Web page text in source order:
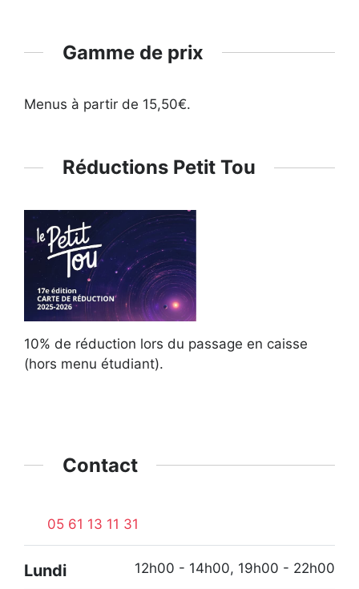
Gamme de prix
Menus à partir de 15,50€.
Réductions Petit Tou
10% de réduction lors du passage en caisse
(hors menu étudiant).
Contact
05 61 13 11 31
Lundi 12h00 - 14h00, 19h00 - 22h00